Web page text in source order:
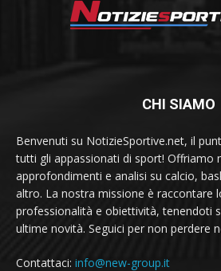
CHI SIAMO
Benvenuti su NotizieSportive.net, il
tutti gli appassionati di sport! Offriamo
approfondimenti e analisi su calcio,
altro. La nostra missione è raccontare
professionalità e obiettività, tenendoti
ultime novità. Seguici per non perdere
Contattaci: info@new-group.it